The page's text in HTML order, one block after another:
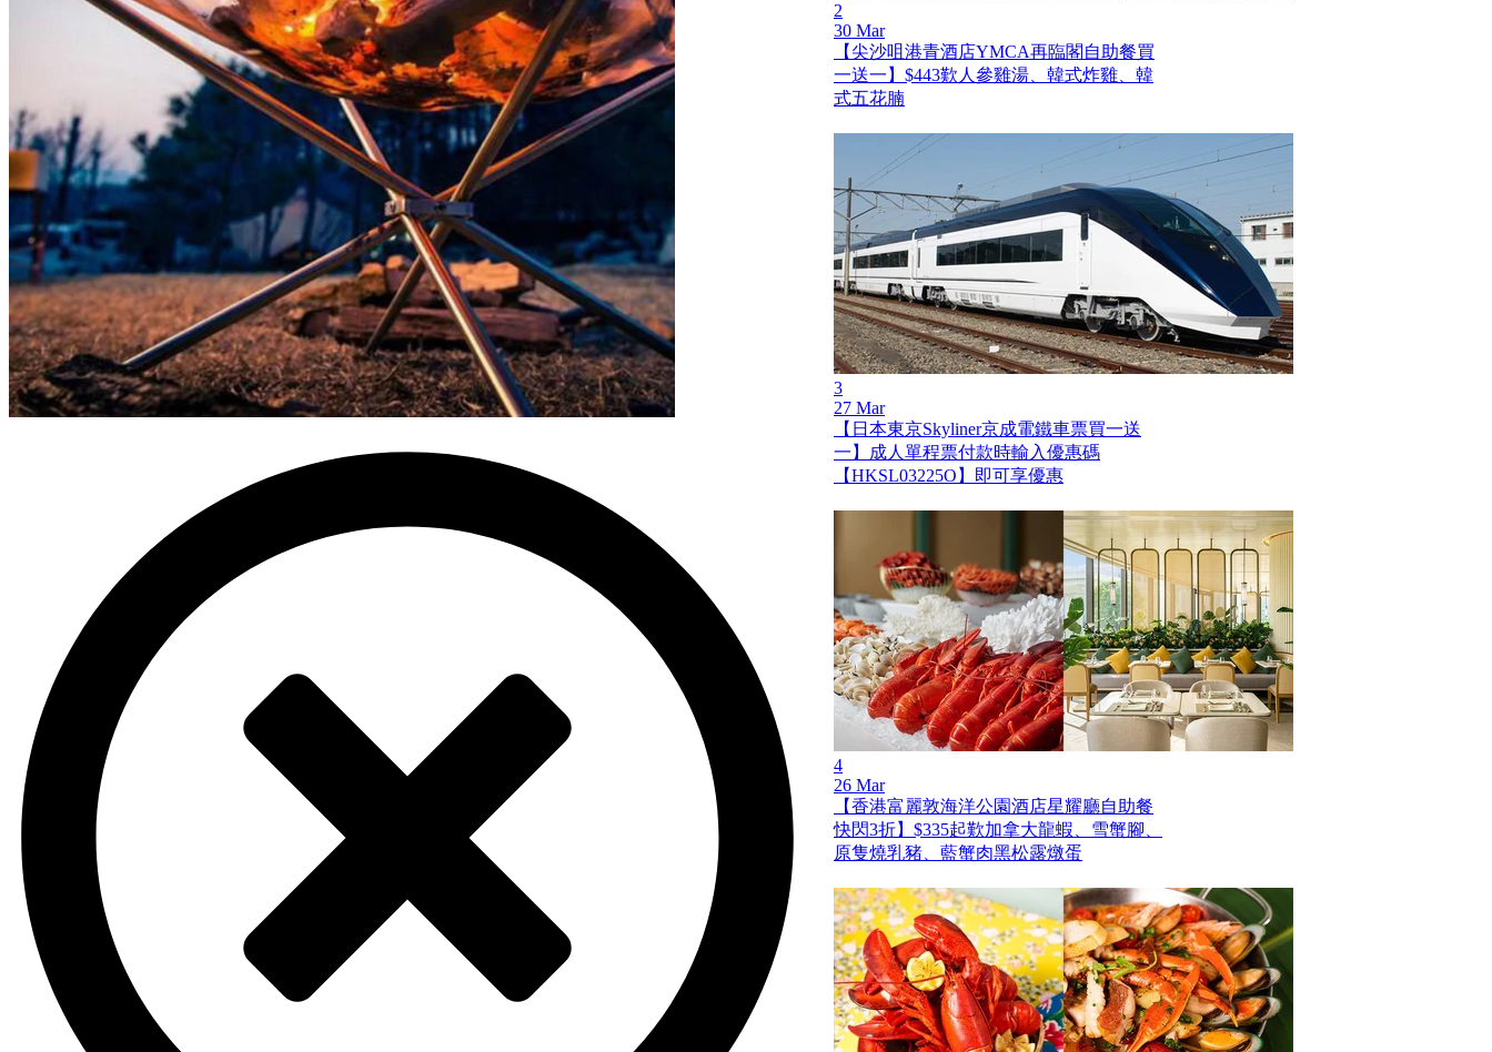
2
30 Mar
【尖沙咀港青酒店YMCA再臨閣自助餐買
一送一】$443歎人參雞湯、韓式炸雞、韓
式五花腩
3
27 Mar
【日本東京Skyliner京成電鐵車票買一送
一】成人單程票付款時輸入優惠碼
【HKSL03225O】即可享優惠
4
26 Mar
【香港富麗敦海洋公園酒店星耀廳自助餐
快閃3折】$335起歎加拿大龍蝦、雪蟹腳、
原隻燒乳豬、藍蟹肉黑松露燉蛋